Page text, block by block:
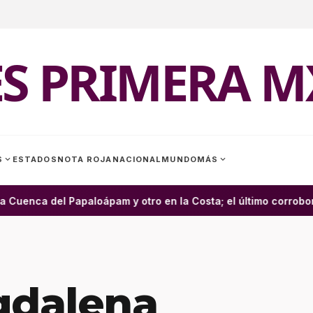
PRIMERA
expand_more ESTADOS NOTA ROJA NACIONAL MUNDOMÁS expand_more
del Papaloápam y otro en la Costa; el último